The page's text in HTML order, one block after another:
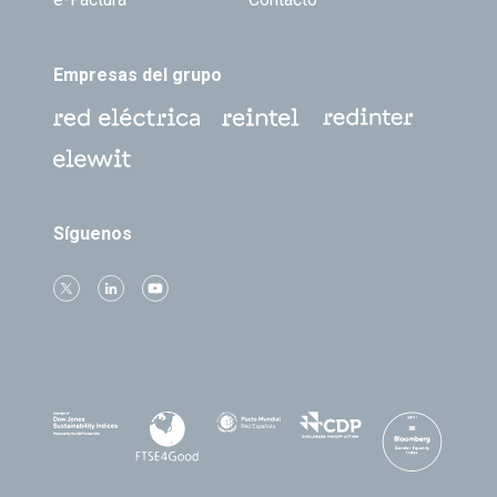
Empresas del grupo
Síguenos